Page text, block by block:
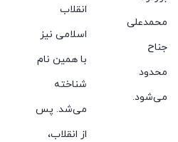
محمدعلی
جناح
محدود
می‌شود.
انقلاب
اسلامی نیز
با همین نام
شناخته
می‌شد. پس
از انقلاب،